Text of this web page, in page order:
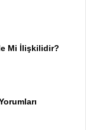
Mi İlişkilidir?